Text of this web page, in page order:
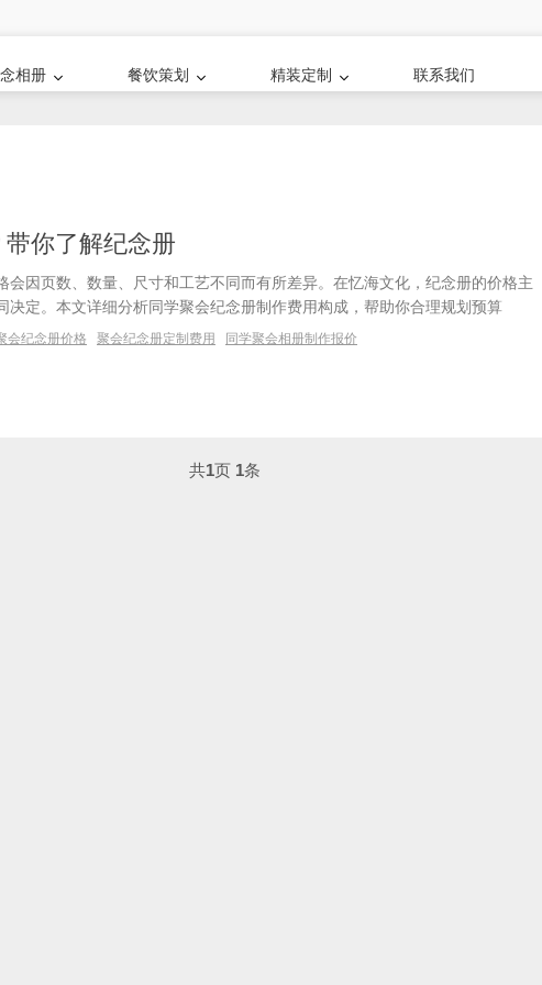
相册 餐饮策划 精装定制 联系我们
你了解纪念册
因页数、数量、尺寸和工艺不同而有所差异。在忆海文化，纪念册的价格主
定。本文详细分析同学聚会纪念册制作费用构成，帮助你合理规划预算
会纪念册价格 聚会纪念册定制费用 同学聚会相册制作报价
共1页 1条